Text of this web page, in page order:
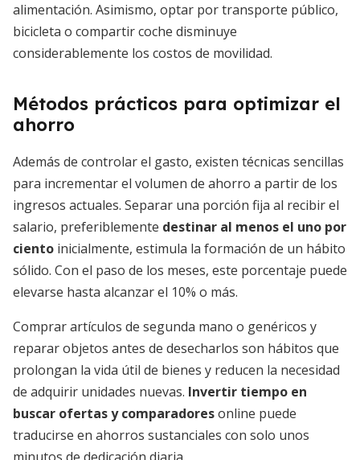
alimentación. Asimismo, optar por transporte público,
bicicleta o compartir coche disminuye
considerablemente los costos de movilidad.
Métodos prácticos para optimizar el
ahorro
Además de controlar el gasto, existen técnicas sencillas
para incrementar el volumen de ahorro a partir de los
ingresos actuales. Separar una porción fija al recibir el
salario, preferiblemente destinar al menos el uno por
ciento inicialmente, estimula la formación de un hábito
sólido. Con el paso de los meses, este porcentaje puede
elevarse hasta alcanzar el 10% o más.
Comprar artículos de segunda mano o genéricos y
reparar objetos antes de desecharlos son hábitos que
prolongan la vida útil de bienes y reducen la necesidad
de adquirir unidades nuevas. Invertir tiempo en
buscar ofertas y comparadoresonline puede
traducirse en ahorros sustanciales con solo unos